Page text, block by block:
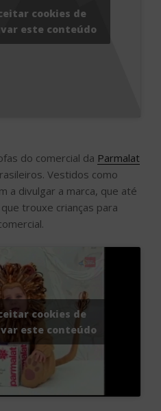
cookies de
este conteúdo
do comercial da Parmalat
Vestidos como
a divulgar a marca, que até
trouxe crianças para
cookies de
este conteúdo